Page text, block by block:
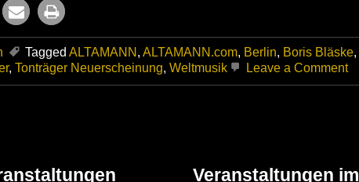
Tagged ALTAMANN , ALTAMANN.com, Berlin, Boris Bläske,
, Tonträger Neuerscheinung, Weltmusik Leave a Commenton
Veranstaltungen im